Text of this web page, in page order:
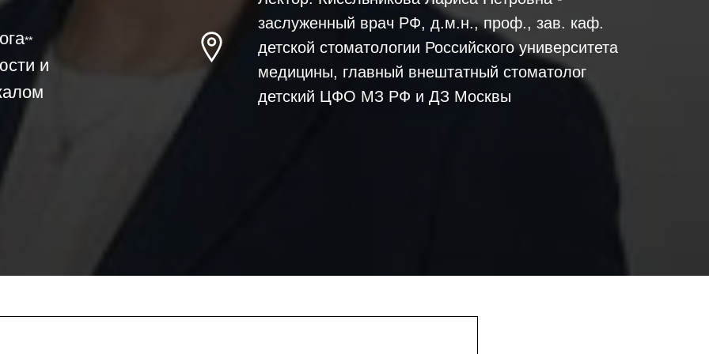
**
и
заслуженный врач РФ, д.м.н., проф., зав. каф.
детской стоматологии Российского университета
медицины, главный внештатный стоматолог
детский ЦФО МЗ РФ и ДЗ Москвы